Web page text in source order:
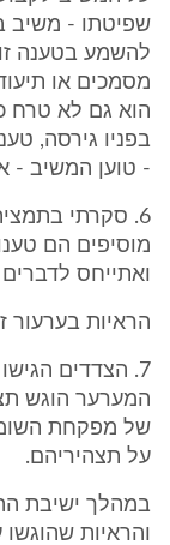
שפיטתו - משיב
להשמע בטענה
מסמכים או
הוא גם לא טרח
בפניו גירסה,
- טוען המשיב -
6. סקרתי
מוסיפים הם
ואתייחס
הראיות בערעור
7. הצדדים
המערער הוגש
של מפקחת
על תצהיריהם.
במהלך ישיבת